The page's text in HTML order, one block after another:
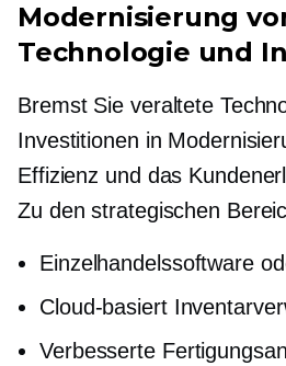
Modernisierung
Technologie und
Bremst Sie veraltete
Investitionen in
Effizienz und das
Zu den strategischen
Einzelhandelssoftware
Cloud-basiert
Verbesserte